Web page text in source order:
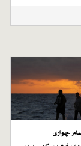
چواری